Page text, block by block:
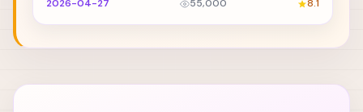
2026-04-27 55,000 8.1